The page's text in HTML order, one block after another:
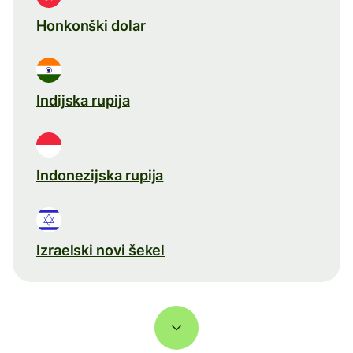
Honkonški dolar
Indijska rupija
Indonezijska rupija
Izraelski novi šekel